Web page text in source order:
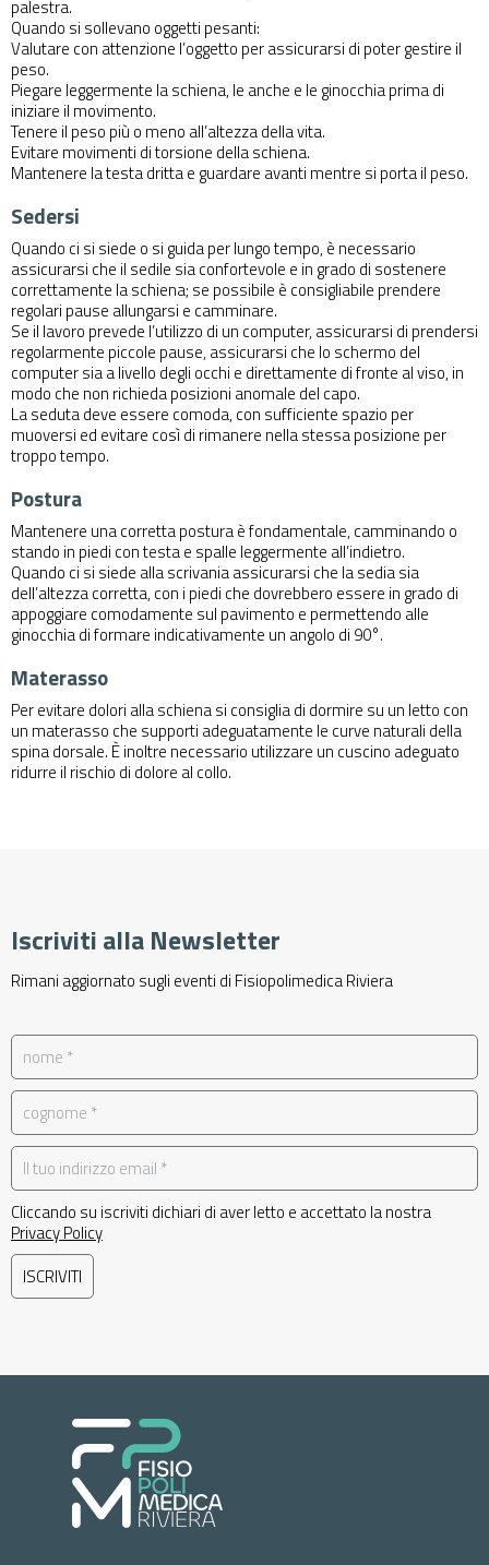
palestra.
Quando si sollevano oggetti pesanti:
Valutare con attenzione l’oggetto per assicurarsi di poter gestire il
peso.
Piegare leggermente la schiena, le anche e le ginocchia prima di
iniziare il movimento.
Tenere il peso più o meno all’altezza della vita.
Evitare movimenti di torsione della schiena.
Mantenere la testa dritta e guardare avanti mentre si porta il peso.
Sedersi
Quando ci si siede o si guida per lungo tempo, è necessario
assicurarsi che il sedile sia confortevole e in grado di sostenere
correttamente la schiena; se possibile è consigliabile prendere
regolari pause allungarsi e camminare.
Se il lavoro prevede l’utilizzo di un computer, assicurarsi di prendersi
regolarmente piccole pause, assicurarsi che lo schermo del
computer sia a livello degli occhi e direttamente di fronte al viso, in
modo che non richieda posizioni anomale del capo.
La seduta deve essere comoda, con sufficiente spazio per
muoversi ed evitare così di rimanere nella stessa posizione per
troppo tempo.
Postura
Mantenere una corretta postura è fondamentale, camminando o
stando in piedi con testa e spalle leggermente all’indietro.
Quando ci si siede alla scrivania assicurarsi che la sedia sia
dell’altezza corretta, con i piedi che dovrebbero essere in grado di
appoggiare comodamente sul pavimento e permettendo alle
ginocchia di formare indicativamente un angolo di 90°.
Materasso
Per evitare dolori alla schiena si consiglia di dormire su un letto con
un materasso che supporti adeguatamente le curve naturali della
spina dorsale. È inoltre necessario utilizzare un cuscino adeguato
ridurre il rischio di dolore al collo.
Iscriviti alla Newsletter
Rimani aggiornato sugli eventi di Fisiopolimedica Riviera
Cliccando su iscriviti dichiari di aver letto e accettato la nostra
Privacy Policy